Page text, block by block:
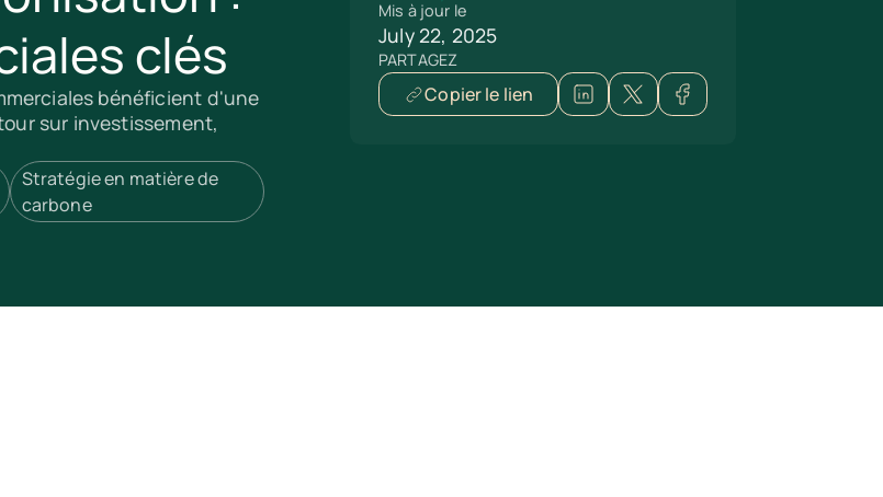
clés
bénéficient d'une
sur investissement,
Stratégie en matière de
carbone
Mis à jour le
July 22, 2025
PARTAGEZ
Copier le lien